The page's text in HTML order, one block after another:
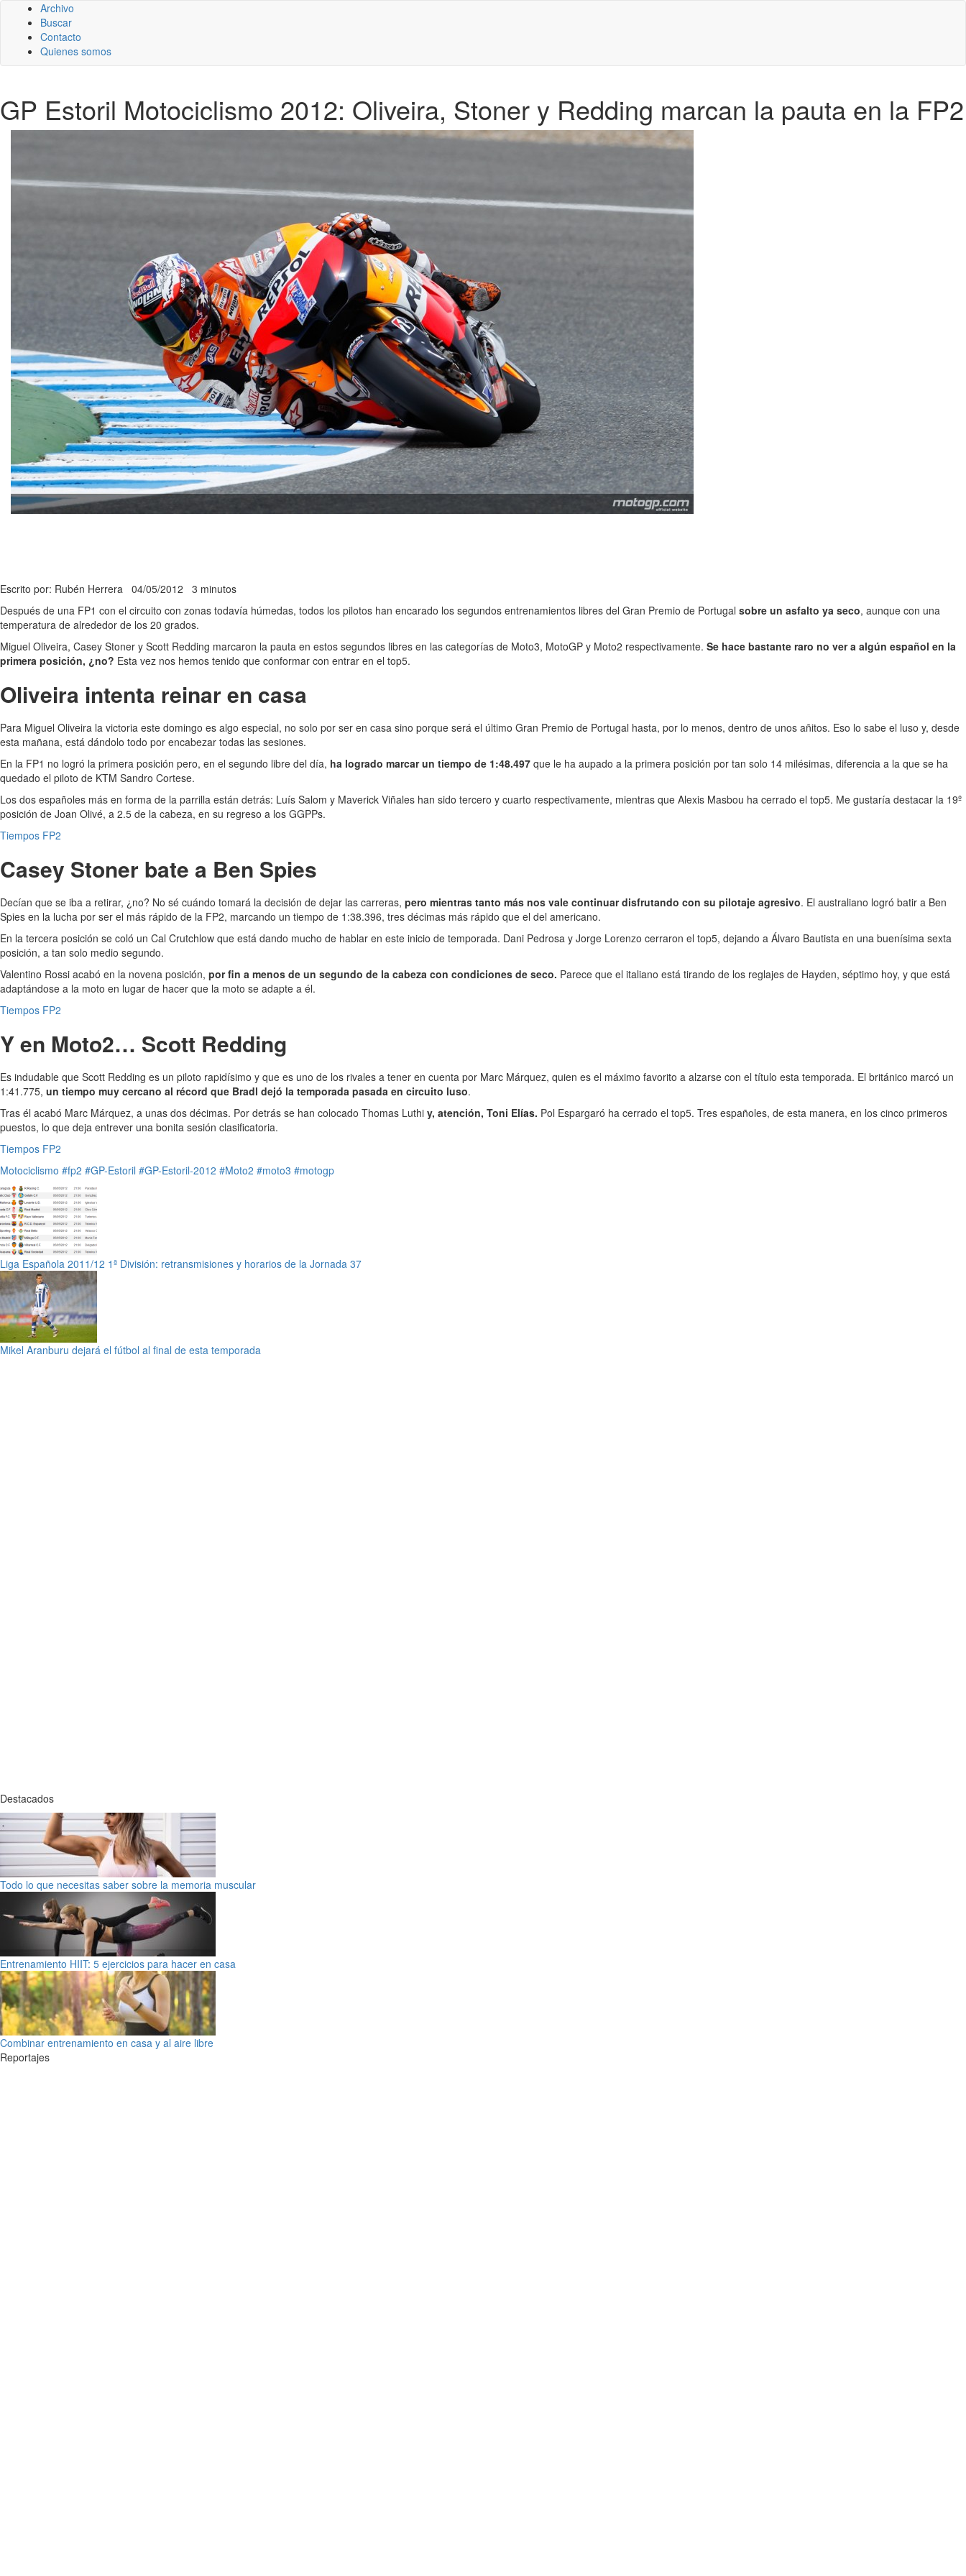
Archivo
Buscar
Contacto
Quienes somos
GP Estoril Motociclismo 2012: Oliveira, Stoner y Redding marcan la pauta en la FP2
Escrito por: Rubén Herrera 04/05/2012 3 minutos
Después de una FP1 con el circuito con zonas todavía húmedas, todos los pilotos han encarado los segundos entrenamientos libres del Gran Premio de Portugal sobre un asfalto ya seco, aunque con una
temperatura de alrededor de los 20 grados.
Miguel Oliveira, Casey Stoner y Scott Redding marcaron la pauta en estos segundos libres en las categorías de Moto3, MotoGP y Moto2 respectivamente. Se hace bastante raro no ver a algún español en la
primera posición, ¿no? Esta vez nos hemos tenido que conformar con entrar en el top5.
Oliveira intenta reinar en casa
Para Miguel Oliveira la victoria este domingo es algo especial, no solo por ser en casa sino porque será el último Gran Premio de Portugal hasta, por lo menos, dentro de unos añitos. Eso lo sabe el luso y, desde
esta mañana, está dándolo todo por encabezar todas las sesiones.
En la FP1 no logró la primera posición pero, en el segundo libre del día, ha logrado marcar un tiempo de 1:48.497 que le ha aupado a la primera posición por tan solo 14 milésimas, diferencia a la que se ha
quedado el piloto de KTM Sandro Cortese.
Los dos españoles más en forma de la parrilla están detrás: Luís Salom y Maverick Viñales han sido tercero y cuarto respectivamente, mientras que Alexis Masbou ha cerrado el top5. Me gustaría destacar la 19º
posición de Joan Olivé, a 2.5 de la cabeza, en su regreso a los GGPPs.
Tiempos FP2
Casey Stoner bate a Ben Spies
Decían que se iba a retirar, ¿no? No sé cuándo tomará la decisión de dejar las carreras, pero mientras tanto más nos vale continuar disfrutando con su pilotaje agresivo. El australiano logró batir a Ben
Spies en la lucha por ser el más rápido de la FP2, marcando un tiempo de 1:38.396, tres décimas más rápido que el del americano.
En la tercera posición se coló un Cal Crutchlow que está dando mucho de hablar en este inicio de temporada. Dani Pedrosa y Jorge Lorenzo cerraron el top5, dejando a Álvaro Bautista en una buenísima sexta
posición, a tan solo medio segundo.
Valentino Rossi acabó en la novena posición, por fin a menos de un segundo de la cabeza con condiciones de seco. Parece que el italiano está tirando de los reglajes de Hayden, séptimo hoy, y que está
adaptándose a la moto en lugar de hacer que la moto se adapte a él.
Tiempos FP2
Y en Moto2… Scott Redding
Es indudable que Scott Redding es un piloto rapidísimo y que es uno de los rivales a tener en cuenta por Marc Márquez, quien es el máximo favorito a alzarse con el título esta temporada. El británico marcó un
1:41.775, un tiempo muy cercano al récord que Bradl dejó la temporada pasada en circuito luso.
Tras él acabó Marc Márquez, a unas dos décimas. Por detrás se han colocado Thomas Luthi y, atención, Toni Elías. Pol Espargaró ha cerrado el top5. Tres españoles, de esta manera, en los cinco primeros
puestos, lo que deja entrever una bonita sesión clasificatoria.
Tiempos FP2
Motociclismo #fp2 #GP-Estoril #GP-Estoril-2012 #Moto2 #moto3 #motogp
Liga Española 2011/12 1ª División: retransmisiones y horarios de la Jornada 37
Mikel Aranburu dejará el fútbol al final de esta temporada
Destacados
Todo lo que necesitas saber sobre la memoria muscular
Entrenamiento HIIT: 5 ejercicios para hacer en casa
Combinar entrenamiento en casa y al aire libre
Reportajes